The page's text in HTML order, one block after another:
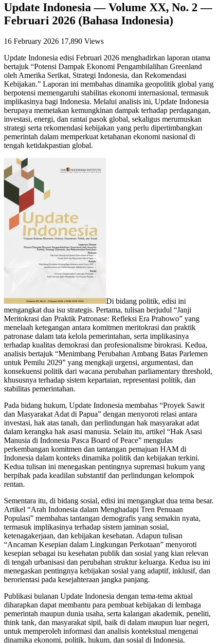
Update Indonesia — Volume XX, No. 2 —
Februari 2026 (Bahasa Indonesia)
16 February 2026 17,890 Views
Update Indonesia edisi Februari 2026 menghadirkan laporan utama
bertajuk “Potensi Dampak Ekonomi Pengambilalihan Greenland
oleh Amerika Serikat, Strategi Indonesia, dan Rekomendasi
Kebijakan.” Laporan ini membahas dinamika geopolitik global yang
berpotensi memengaruhi stabilitas ekonomi internasional, termasuk
implikasinya bagi Indonesia. Melalui analisis ini, Update Indonesia
berupaya memetakan kemungkinan dampak terhadap perdagangan,
investasi, energi, dan rantai pasok global, sekaligus merumuskan
strategi serta rekomendasi kebijakan yang perlu dipertimbangkan
pemerintah dalam memperkuat ketahanan ekonomi nasional di
tengah ketidakpastian global.
Di bidang politik, edisi ini
mengangkat dua isu strategis. Pertama, tulisan berjudul “Janji
Meritokrasi dan Praktik Patronase: Refleksi Era Prabowo” yang
menelaah ketegangan antara komitmen meritokrasi dan praktik
patronase dalam tata kelola pemerintahan, serta implikasinya
terhadap kualitas demokrasi dan profesionalisme birokrasi. Kedua,
analisis bertajuk “Menimbang Perubahan Ambang Batas Parlemen
untuk Pemilu 2029” yang mengkaji urgensi, argumentasi, dan
konsekuensi politik dari wacana perubahan parliamentary threshold,
khususnya terhadap sistem kepartaian, representasi politik, dan
stabilitas pemerintahan.
Pada bidang hukum, Update Indonesia membahas “Proyek Sawit
dan Masyarakat Adat di Papua” dengan menyoroti relasi antara
investasi, hak atas tanah, dan perlindungan hak masyarakat adat
dalam kerangka hak asasi manusia. Selain itu, artikel “Hak Asasi
Manusia di Indonesia Pasca Board of Peace” mengulas
perkembangan komitmen dan tantangan pemajuan HAM di
Indonesia dalam konteks dinamika politik dan kebijakan terkini.
Kedua tulisan ini menegaskan pentingnya supremasi hukum yang
berpihak pada keadilan substantif dan perlindungan kelompok
rentan.
Sementara itu, di bidang sosial, edisi ini mengangkat dua tema besar.
Artikel “Arah Indonesia dalam Menghadapi Tren Penuaan
Populasi” membahas tantangan demografis yang semakin nyata,
termasuk implikasinya terhadap sistem jaminan sosial,
ketenagakerjaan, dan kebijakan kesehatan. Adapun tulisan
“Ancaman Kesepian dalam Lingkungan Perkotaan” menyoroti
kesepian sebagai isu kesehatan publik dan sosial yang kian relevan
di tengah urbanisasi dan perubahan struktur keluarga. Kedua isu ini
menegaskan pentingnya kebijakan sosial yang adaptif, inklusif, dan
berorientasi pada kesejahteraan jangka panjang.
Publikasi bulanan Update Indonesia dengan tema-tema aktual
diharapkan dapat membantu para pembuat kebijakan di lembaga
pemerintah maupun dunia usaha, serta kalangan akademik, peneliti,
think tank, dan masyarakat sipil, baik di dalam maupun luar negeri,
untuk memperoleh informasi dan analisis kontekstual mengenai
dinamika ekonomi, politik, hukum, dan sosial di Indonesia,